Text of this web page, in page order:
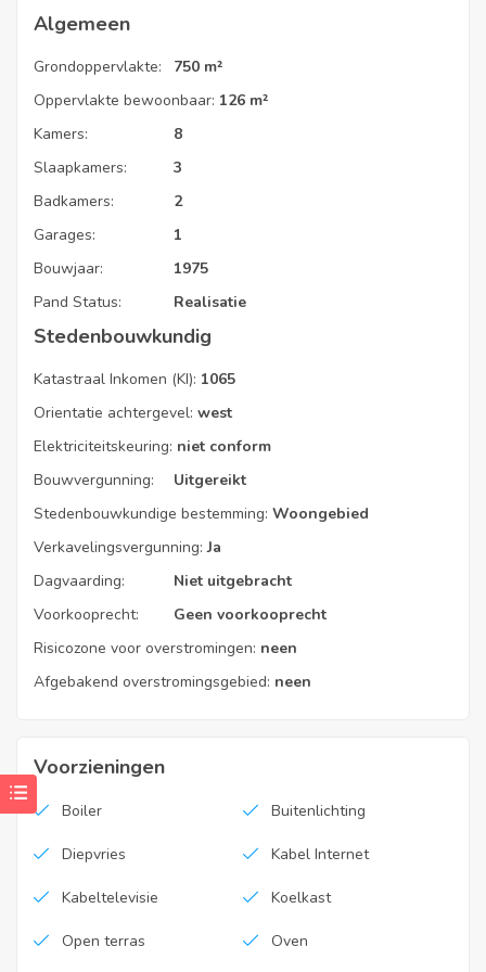
Algemeen
Grondoppervlakte:
750 m²
Oppervlakte bewoonbaar: 126 m²
Kamers:
8
Slaapkamers:
3
Badkamers:
2
Garages:
1
Bouwjaar:
1975
Pand Status:
Realisatie
Stedenbouwkundig
Katastraal Inkomen (KI): 1065
Orientatie achtergevel: west
Elektriciteitskeuring: niet conform
Bouwvergunning:
Uitgereikt
Stedenbouwkundige bestemming: Woongebied
Verkavelingsvergunning: Ja
Dagvaarding:
Niet uitgebracht
Voorkooprecht:
Geen voorkooprecht
Risicozone voor overstromingen: neen
Afgebakend overstromingsgebied: neen
Voorzieningen
Boiler Buitenlichting
Diepvries Kabel Internet
Kabeltelevisie Koelkast
Open terras Oven